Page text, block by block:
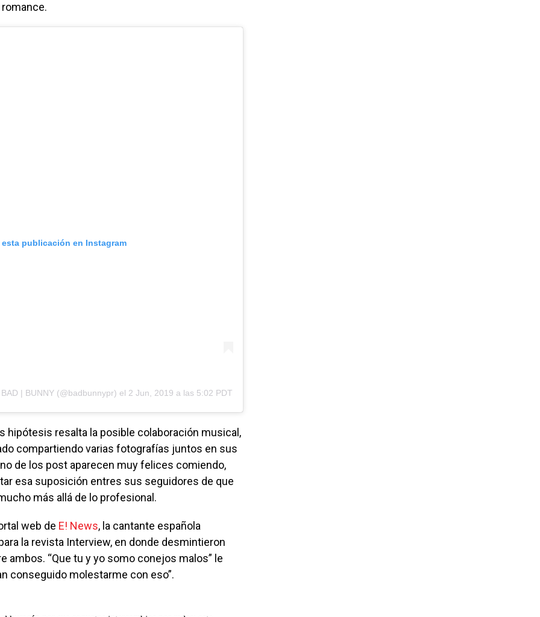
esta publicación en Instagram
BAD | BUNNY (@badbunnypr) el 2 Jun, 2019 a las 5:02 PDT
hipótesis resalta la posible colaboración musical,
compartiendo varias fotografías juntos en sus
de los post aparecen muy felices comiendo,
esa suposición entres sus seguidores de que
más allá de lo profesional.
web de E! News, la cantante española
la revista Interview, en donde desmintieron
ambos. “Que tu y yo somo conejos malos” le
conseguido molestarme con eso”.